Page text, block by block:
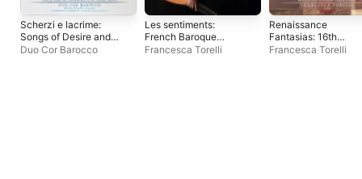
Scherzi e lacrime:
Songs of Desire and
Disenchantment in the
Duo Cor Barocco
Les sentiments:
French Baroque
Masterworks
Francesca Torelli
Renaissance
Fantasias: 16th
Century Lute Music
Francesca Torelli